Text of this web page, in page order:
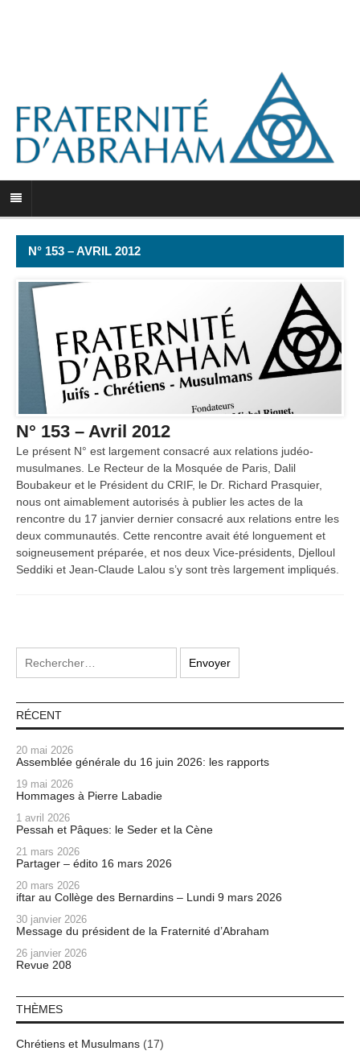
N° 153 – AVRIL 2012
N° 153 – Avril 2012
Le présent N° est largement consacré aux relations judéo-
musulmanes. Le Recteur de la Mosquée de Paris, Dalil
Boubakeur et le Président du CRIF, le Dr. Richard Prasquier,
nous ont aimablement autorisés à publier les actes de la
rencontre du 17 janvier dernier consacré aux relations entre les
deux communautés. Cette rencontre avait été longuement et
soigneusement préparée, et nos deux Vice-présidents, Djelloul
Seddiki et Jean-Claude Lalou s’y sont très largement impliqués.
RÉCENT
20 mai 2026
Assemblée générale du 16 juin 2026: les rapports
19 mai 2026
Hommages à Pierre Labadie
1 avril 2026
Pessah et Pâques: le Seder et la Cène
21 mars 2026
Partager – édito 16 mars 2026
20 mars 2026
iftar au Collège des Bernardins – Lundi 9 mars 2026
30 janvier 2026
Message du président de la Fraternité d’Abraham
26 janvier 2026
Revue 208
THÈMES
Chrétiens et Musulmans (17)